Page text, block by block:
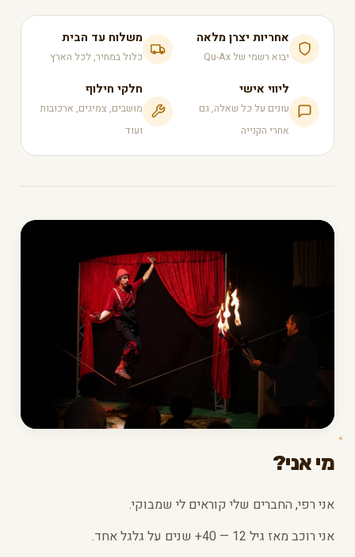
אחריות יצרן מלאה
יבוא רשמי של Qu-Ax
משלוח עד הבית
כלול במחיר, לכל הארץ
ליווי אישי
עונים על כל שאלה, גם
אחרי הקנייה
חלקי חילוף
מושבים, צמיגים, ארכובות
ועוד
מי אני?
אני רפי, החברים שלי קוראים לי שמבוקי.
אני רוכב מאז גיל 12 — 40+ שנים על גלגל אחד.